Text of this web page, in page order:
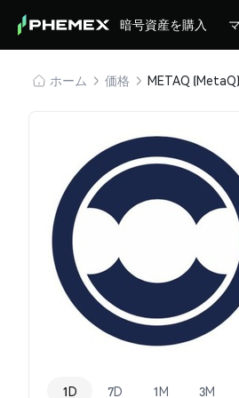
暗号資産を購入
ホーム 価格 METAQ (MetaQ)
1D 7D 1M 3M